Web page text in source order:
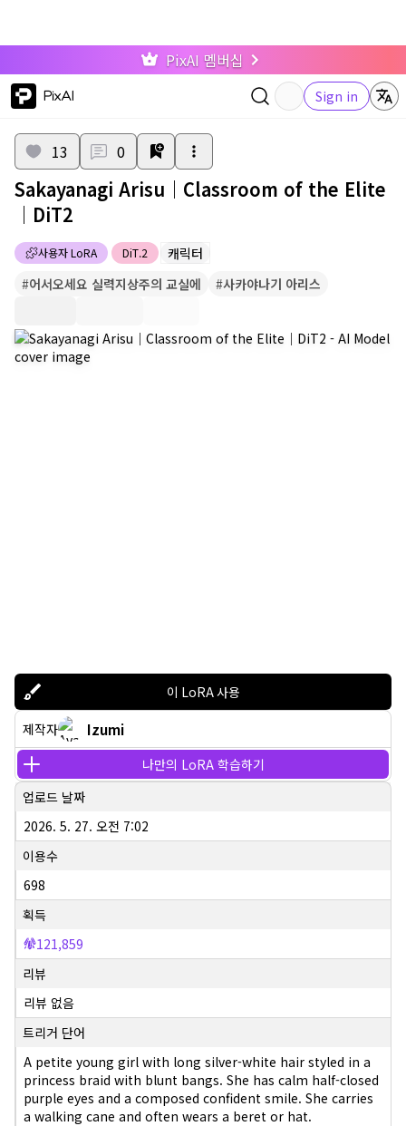
PixAI 멤버십
PixAI Sign in
사용자 LoRA DiT.2 캐릭터
13 0
Sakayanagi Arisu｜Classroom of the Elite
｜DiT2
#어서오세요 실력지상주의 교실에 #사카야나기 아리스
이 LoRA 사용
제작자 Izumi
나만의 LoRA 학습하기
업로드 날짜
2026. 5. 27. 오전 7:02
이용수
698
획득
121,859
리뷰
리뷰 없음
트리거 단어
A petite young girl with long silver-white hair styled in a
princess braid with blunt bangs. She has calm half-closed
purple eyes and a composed confident smile. She carries
a walking cane and often wears a beret or hat.